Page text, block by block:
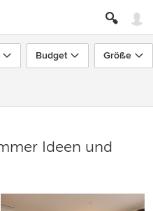
Budget Größe
Ideen und